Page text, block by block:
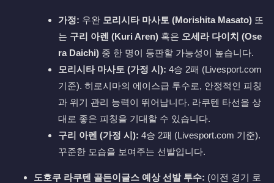
가정: 우완 모리시타 마사토 (Morishita Masato) 또
는 구리 아렌 (Kuri Aren) 혹은 오세라 다이치 (Ose
ra Daichi) 중 한 명이 등판할 가능성이 높습니다.
모리시타 마사토 (가정 시): 4승 2패 (Livesport.com
기준). 히로시마의 에이스급 투수로, 안정적인 피칭
과 위기 관리 능력이 뛰어납니다. 라쿠텐 타선을 상
대로 좋은 피칭을 기대할 수 있습니다.
구리 아렌 (가정 시): 4승 2패 (Livesport.com 기준).
꾸준한 모습을 보여주는 선발입니다.
도호쿠 라쿠텐 골든이글스 예상 선발 투수: (이전 경기 로